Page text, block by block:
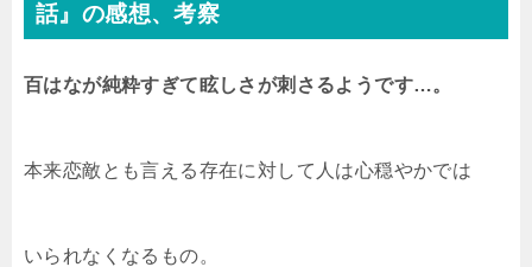
話』の感想、考察
百はなが純粋すぎて眩しさが刺さるようです…。
本来恋敵とも言える存在に対して人は心穏やかでは
いられなくなるもの。